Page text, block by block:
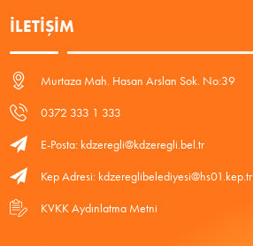
İLETIŞIM
Murtaza Mah. Hasan Arslan Sok. No:39
0372 333 1 333
E-Posta: kdzeregli@kdzeregli.bel.tr
Kep Adresi: kdzereglibelediyesi@hs01.kep.tr
KVKK Aydınlatma Metni